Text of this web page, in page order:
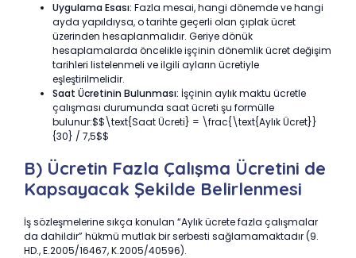
Uygulama Esası: Fazla mesai, hangi dönemde ve hangi
ayda yapıldıysa, o tarihte geçerli olan çıplak ücret
üzerinden hesaplanmalıdır. Geriye dönük
hesaplamalarda öncelikle işçinin dönemlik ücret değişim
tarihleri listelenmeli ve ilgili ayların ücretiyle
eşleştirilmelidir.
Saat Ücretinin Bulunması: İşçinin aylık maktu ücretle
çalışması durumunda saat ücreti şu formülle
bulunur:$$\text{Saat Ücreti} = \frac{\text{Aylık Ücret}}
{30} / 7,5$$
B) Ücretin Fazla Çalışma Ücretini de
Kapsayacak Şekilde Belirlenmesi
İş sözleşmelerine sıkça konulan “Aylık ücrete fazla çalışmalar
da dahildir” hükmü mutlak bir serbesti sağlamamaktadır (9.
HD., E.2005/16467, K.2005/40596).